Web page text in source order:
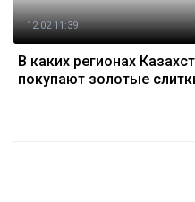
12.02 11:39
В каких регионах
покупают золотые